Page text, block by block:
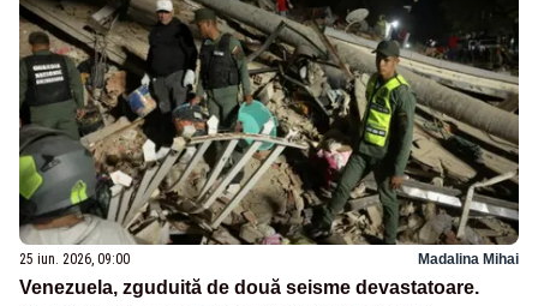
25 iun. 2026, 09:00 Madalina Mihai
Venezuela, zguduită de două seisme devastatoare.